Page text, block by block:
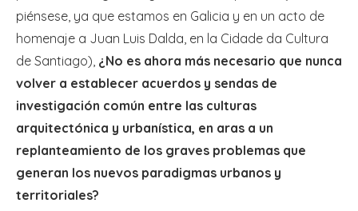
piénsese, ya que estamos en Galicia y en un acto de
homenaje a Juan Luis Dalda, en la Cidade da Cultura
de Santiago), ¿No es ahora más necesario que nunca
volver a establecer acuerdos y sendas de
investigación común entre las culturas
arquitectónica y urbanística, en aras a un
replanteamiento de los graves problemas que
generan los nuevos paradigmas urbanos y
territoriales?